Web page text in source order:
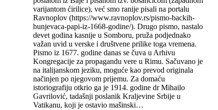
varijantom ćirilice), već smo ranije pisali na portalu
Ravnoplov (https://www.ravnoplov.rs/pismo-backih-
bunjevaca-papi-iz-1668-godine/). Drugo pismo, nastalo
devet godina kasnije u Somboru, pruža podjednako
važan uvid u verske i društvene prilike toga vremena.
Pismo iz 1677. godine danas se čuva u Arhivu
Kongregacije za propagandu vere u Rimu. Sačuvano je
na italijanskom jeziku, moguće kao prevod originala
načinjen po njegovom prijemu. Za domaću
istoriografiju otkrio ga je 1914. godine dr Mihailo
Gavrilović, tadašnji poslanik Kraljevine Srbije u
Vatikanu, koji je ostavio mašinski…